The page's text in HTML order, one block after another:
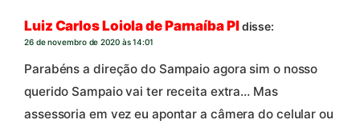
Luiz Carlos Loiola de Parnaíba PIdisse:
26 de novembro de 2020 às 14:01
Parabéns a direção do Sampaio agora sim o nosso
querido Sampaio vai ter receita extra… Mas
assessoria em vez eu apontar a câmera do celular ou